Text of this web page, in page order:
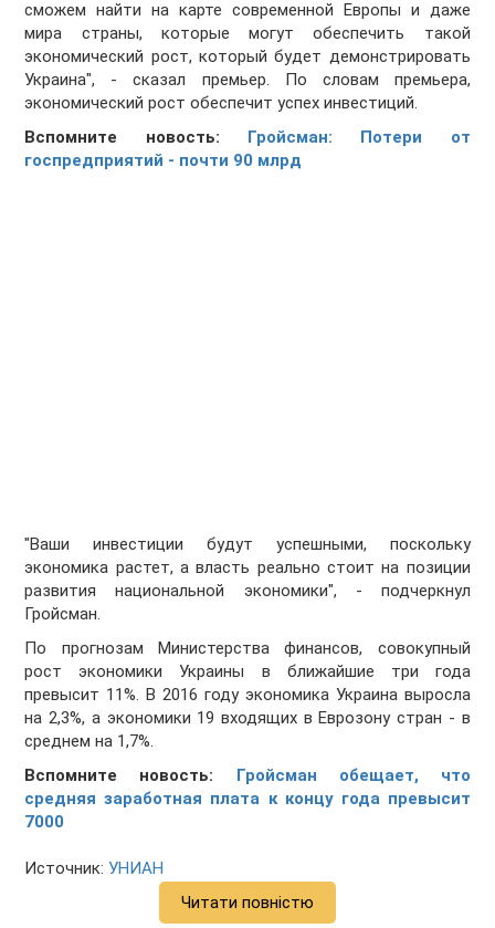
сможем найти на карте современной Европы и даже
мира страны, которые могут обеспечить такой
экономический рост, который будет демонстрировать
Украина", - сказал премьер. По словам премьера,
экономический рост обеспечит успех инвестиций.
Вспомните новость: Гройсман: Потери от
госпредприятий - почти 90 млрд
"Ваши инвестиции будут успешными, поскольку
экономика растет, а власть реально стоит на позиции
развития национальной экономики", - подчеркнул
Гройсман.
По прогнозам Министерства финансов, совокупный
рост экономики Украины в ближайшие три года
превысит 11%. В 2016 году экономика Украина выросла
на 2,3%, а экономики 19 входящих в Еврозону стран - в
среднем на 1,7%.
Вспомните новость: Гройсман обещает, что
средняя заработная плата к концу года превысит
7000
Источник:УНИАН
Читати повністю